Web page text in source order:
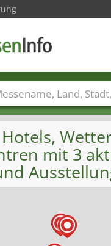
mit 3
Länder Städte